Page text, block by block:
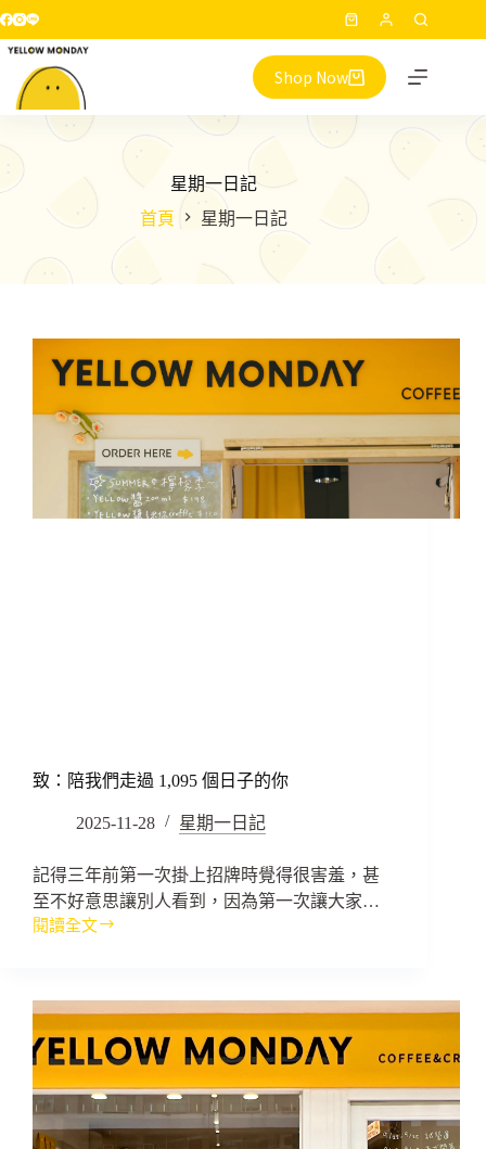
跳
至
物
車
Shop Now
星期一日記
首頁
星期一日記
致：陪我們走過 1,095 個日子的你
2025-11-28 星期一日記
記得三年前第一次掛上招牌時覺得很害羞，甚
至不好意思讓別人看到，因為第一次讓大家…
閱讀全文
致：
們
過
1,095
個
日
子